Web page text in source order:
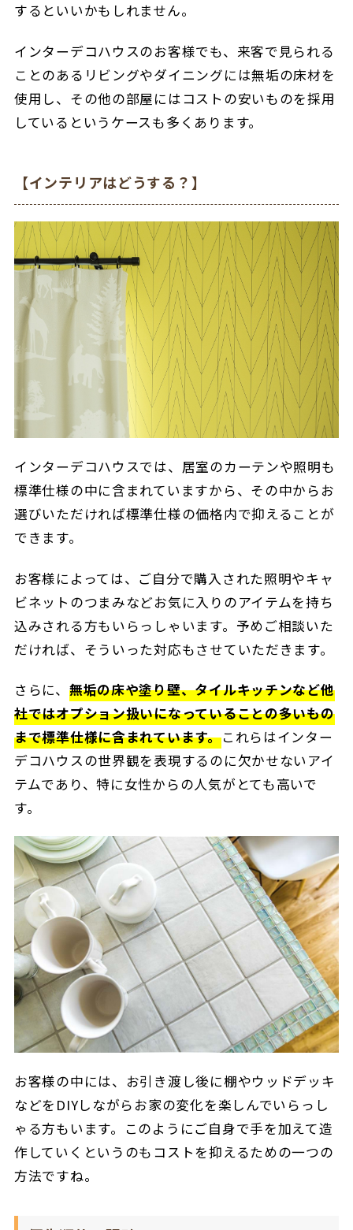
するといいかもしれません。
インターデコハウスのお客様でも、来客で見られる
ことのあるリビングやダイニングには無垢の床材を
使用し、その他の部屋にはコストの安いものを採用
しているというケースも多くあります。
【インテリアはどうする？】
インターデコハウスでは、居室のカーテンや照明も
標準仕様の中に含まれていますから、その中からお
選びいただければ標準仕様の価格内で抑えることが
できます。
お客様によっては、ご自分で購入された照明やキャ
ビネットのつまみなどお気に入りのアイテムを持ち
込みされる方もいらっしゃいます。予めご相談いた
だければ、そういった対応もさせていただきます。
さらに、 無垢の床や塗り壁、タイルキッチンなど他
社ではオプション扱いになっていることの多いもの
まで標準仕様に含まれています。これらはインター
デコハウスの世界観を表現するのに欠かせないアイ
テムであり、特に女性からの人気がとても高いで
す。
お客様の中には、お引き渡し後に棚やウッドデッキ
などをDIYしながらお家の変化を楽しんでいらっし
ゃる方もいます。このようにご自身で手を加えて造
作していくというのもコストを抑えるための一つの
方法ですね。